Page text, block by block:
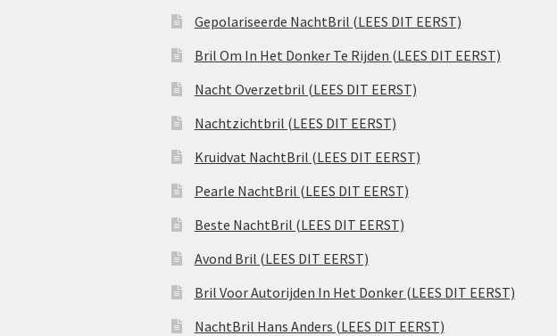
Gepolariseerde NachtBril (LEES DIT EERST)
Bril Om In Het Donker Te Rijden (LEES DIT EERST)
Nacht Overzetbril (LEES DIT EERST)
Nachtzichtbril (LEES DIT EERST)
Kruidvat NachtBril (LEES DIT EERST)
Pearle NachtBril (LEES DIT EERST)
Beste NachtBril (LEES DIT EERST)
Avond Bril (LEES DIT EERST)
Bril Voor Autorijden In Het Donker (LEES DIT EERST)
NachtBril Hans Anders (LEES DIT EERST)